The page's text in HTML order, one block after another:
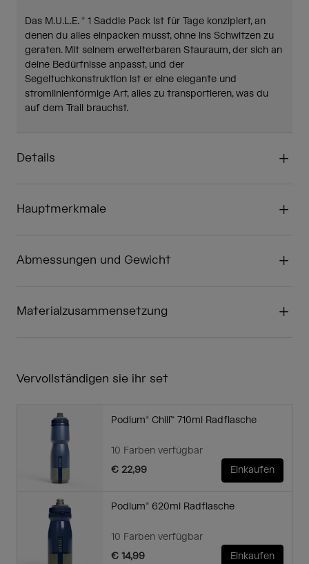
Das M.U.L.E. ® 1 Saddle Pack ist für Tage konzipiert, an
denen du alles einpacken musst, ohne ins Schwitzen zu
geraten. Mit seinem erweiterbaren Stauraum, der sich an
deine Bedürfnisse anpasst, und der
Segeltuchkonstruktion ist er eine elegante und
stromlinienförmige Art, alles zu transportieren, was du
auf dem Trail brauchst.
Details
Hauptmerkmale
Abmessungen und Gewicht
Materialzusammensetzung
Vervollständigen sie ihr set
Podium® Chill™ 710ml Radflasche
10 Farben verfügbar
€ 22,99
Einkaufen
Podium® 620ml Radflasche
10 Farben verfügbar
€ 14,99
Einkaufen